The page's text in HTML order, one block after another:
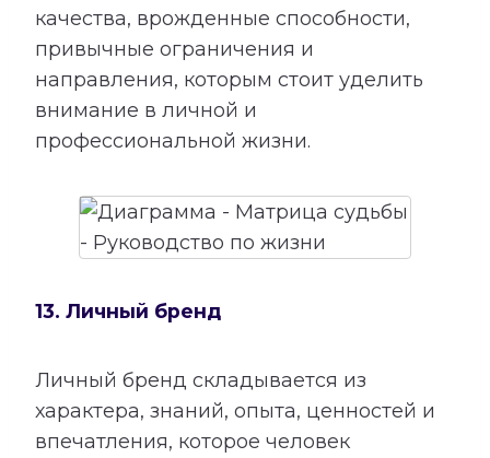
качества, врожденные способности,
привычные ограничения и
направления, которым стоит уделить
внимание в личной и
профессиональной жизни.
13. Личный бренд
Личный бренд складывается из
характера, знаний, опыта, ценностей и
впечатления, которое человек